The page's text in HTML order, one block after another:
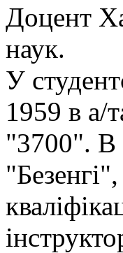
Доцент
наук.
У
1959 в а/
"3700". В